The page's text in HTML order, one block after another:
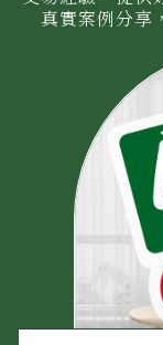
真實案例分享